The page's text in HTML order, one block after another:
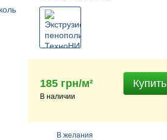
185 грн/м²
В наличии
Купить
В желания